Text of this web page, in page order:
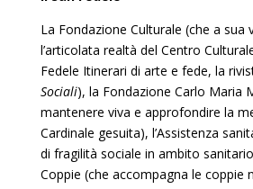
La Fondazione Culturale (che a sua
l’articolata realtà del Centro
Fedele Itinerari di arte e fede, la
Sociali), la Fondazione Carlo Maria
mantenere viva e approfondire la
Cardinale gesuita), l’Assistenza
di fragilità sociale in ambito
Coppie (che accompagna le coppie